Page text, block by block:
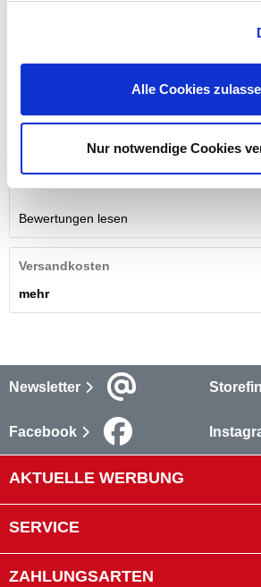
Alle Cookies
Nur notwendige Cookies
Kaufe günstig LED Strahler 21W 2550lm.
IP65 Schutz.mehr
Bewertungen
Bewertungen lesen
Versandkosten
mehr
Newsletter
Facebook
AKTUELLE WERBUNG
SERVICE
ZAHLUNGSARTEN